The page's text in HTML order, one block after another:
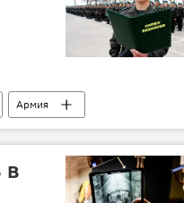
Армия
присяга
в